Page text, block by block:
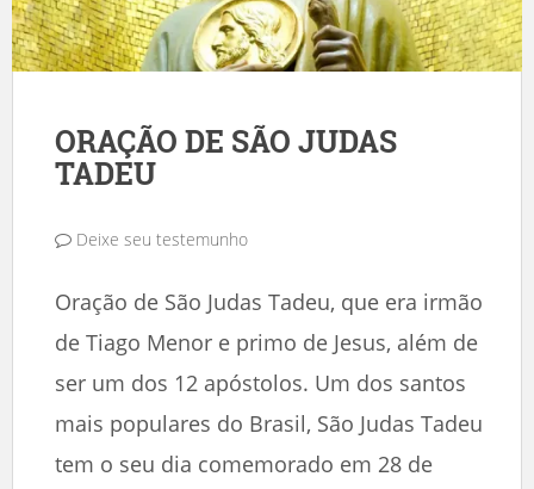
ORAÇÃO DE SÃO JUDAS
TADEU
Deixe seu testemunho
Oração de São Judas Tadeu, que era irmão
de Tiago Menor e primo de Jesus, além de
ser um dos 12 apóstolos. Um dos santos
mais populares do Brasil, São Judas Tadeu
tem o seu dia comemorado em 28 de